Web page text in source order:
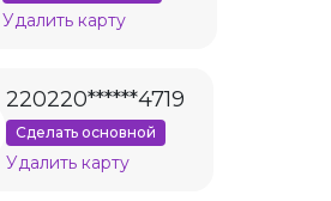
Удалить карту
220220******4719
Сделать основной
Удалить карту